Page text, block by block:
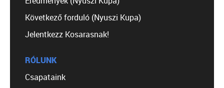
Következő forduló (Nyuszi Kupa)
Jelentkezz Kosarasnak!
RÓLUNK
Csapataink